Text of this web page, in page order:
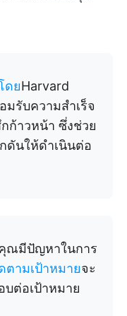
ดยHarvard
มรับความสำเร็จ
ก้าวหน้า ซึ่งช่วย
ดันให้ดำเนินต่อ
ณมีปัญหาในการ
ตามเป้าหมายจะ
ต่อเป้าหมาย